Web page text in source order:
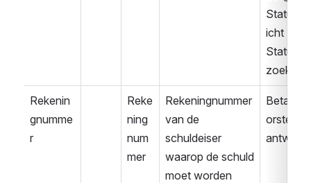
icht
zoek
Rekenin
gnumme
r
Reke
ning
num
mer
Rekeningnummer
van de
schuldeiser
waarop de schuld
moet worden
Betaalvo
orstel